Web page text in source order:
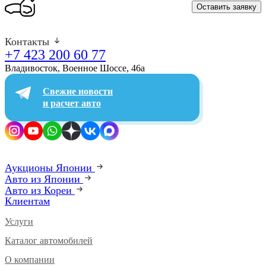
Оставить заявку
Контакты
+7 423 200 60 77
Владивосток, Военное Шоссе, 46а​
Свежие новости
и расчет авто
Аукционы Японии
Авто из Японии
Авто из Кореи
Клиентам
Услуги
Каталог автомобилей
О компании